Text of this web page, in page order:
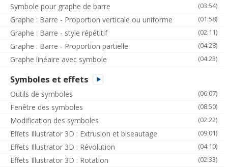
(03:54)
Symbole pour graphe de barre
(01:58)
Graphe : Barre - Proportion verticale ou uniforme
(02:11)
Graphe : Barre - style répétitif
(04:28)
Graphe : Barre - Proportion partielle
(04:23)
Graphe linéaire avec symbole
Symboles et effets
(06:07)
Outils de symboles
(08:50)
Fenêtre des symboles
(02:22)
Modification des symboles
(09:01)
Effets Illustrator 3D : Extrusion et biseautage
(04:10)
Effets Illustrator 3D : Révolution
(02:33)
Effets Illustrator 3D : Rotation